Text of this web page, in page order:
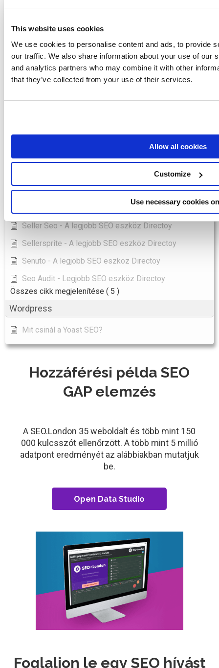
This website uses cookies
We use cookies to personalise content and ads, to provide
our traffic. We also share information about your use of our
and analytics partners who may combine it with other
that they’ve collected from your use of their services.
Allow all cookies
Customize
Use necessary cookies
SEO-Tools
Asodesk - A legjobb SEO eszköz Directoy
Boomerank - A legjobb SEO eszköz Directoy
Jetoctopus - A legjobb SEO eszköz Directoy
Keyword Hero - A legjobb SEO eszköz Directoy
Labrika - A legjobb SEO eszköz Directoy
Ranktools - A legjobb SEO eszköz Directoy
Átirányítás Io - A legjobb SEO eszköz Directoy
Seller Seo - A legjobb SEO eszköz Directoy
Sellersprite - A legjobb SEO eszköz Directoy
Senuto - A legjobb SEO eszköz Directoy
Seo Audit - Legjobb SEO eszköz Directoy
Összes cikk megjelenítése ( 5 )
Wordpress
Mit csinál a Yoast SEO?
Hozzáférési példa SEO
GAP elemzés
A SEO.London 35 weboldalt és több mint 150
000 kulcsszót ellenőrzött. A több mint 5 millió
adatpont eredményét az alábbiakban mutatjuk
be.
Open Data Studio
Foglaljon le egy SEO hívást